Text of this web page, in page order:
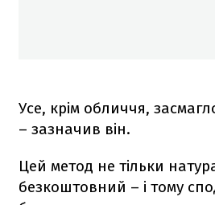
Усе, крім обличчя,
– зазначив він.
Цей метод не тільки
безкоштовний – і тому